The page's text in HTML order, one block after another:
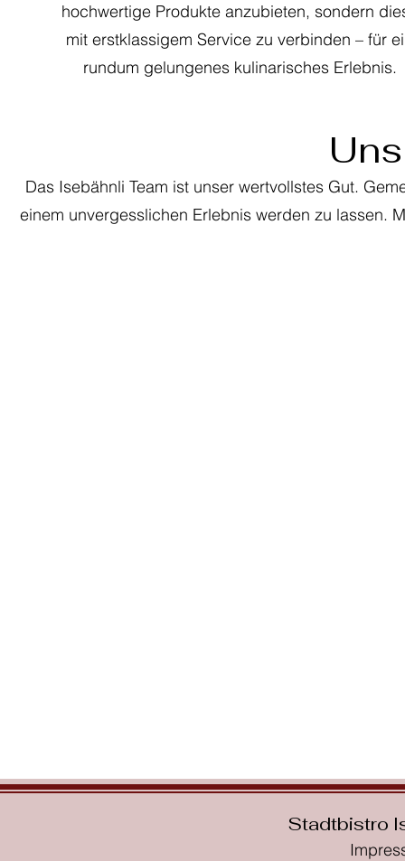
hochwertige Produkte anzubieten, sondern
mit erstklassigem Service zu verbinden – für
rundum gelungenes kulinarisches Erlebnis.
Das Isebähnli Team ist unser wertvollstes Gut.
einem unvergesslichen Erlebnis werden zu lassen.
Stadtbistro